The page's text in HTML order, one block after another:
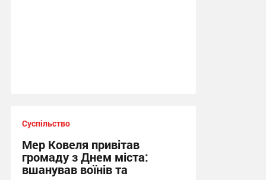
Суспільство
Мер Ковеля привітав
громаду з Днем міста:
вшанував воїнів та